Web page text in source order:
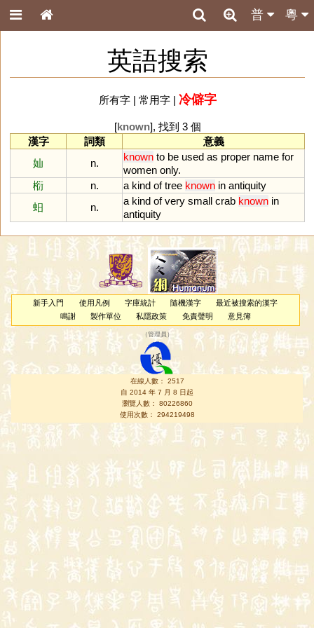
粵
普
英語搜索
所有字| 常用字| 冷僻字
[known], 找到 3 個
漢字
詞類
意義
奾
n.
known to be used as proper name for
women only.
椼
n. a kind of tree known in antiquity
蚎
n.
a kind of very small crab known in
antiquity
新手入門 使用凡例 字庫統計 隨機漢字
最近被搜索的漢字
鳴謝
製作單位 私隱政策 免責聲明 意見簿
（管理員 ）
在線人數： 2517
自 2014 年 7 月 8 日起
瀏覽人數： 80226860
使用次數： 294219498